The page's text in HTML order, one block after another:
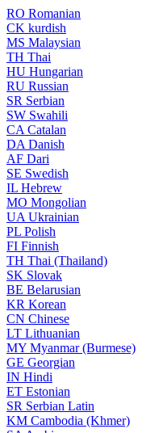
RO Romanian
CK kurdish
MS Malaysian
TH Thai
HU Hungarian
RU Russian
SR Serbian
SW Swahili
CA Catalan
DA Danish
AF Dari
SE Swedish
IL Hebrew
MO Mongolian
UA Ukrainian
PL Polish
FI Finnish
TH Thai (Thailand)
SK Slovak
BE Belarusian
KR Korean
CN Chinese
LT Lithuanian
MY Myanmar (Burmese)
GE Georgian
IN Hindi
ET Estonian
SR Serbian Latin
KM Cambodia (Khmer)